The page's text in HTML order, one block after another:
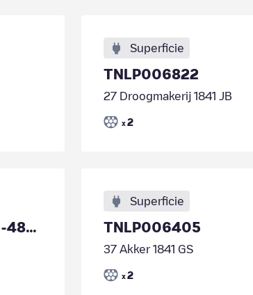
Superficie
TNLP006822
27 Droogmakerij 1841 JB
x 2
Greenflux/78ae442d-4936-485f-8c6a-e179f7ba18ed
Superficie
TNLP006405
37 Akker 1841 GS
x 2